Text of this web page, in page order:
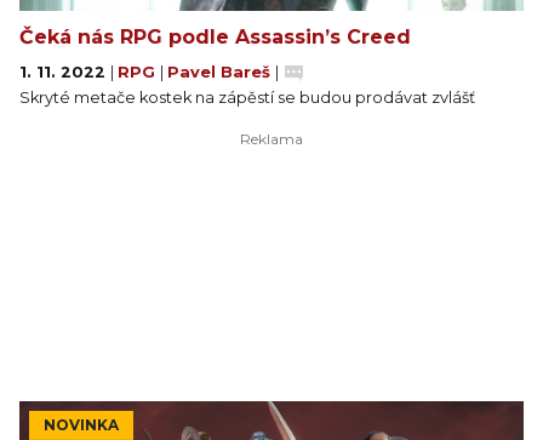
Čeká nás RPG podle Assassin’s Creed
1. 11. 2022 RPG Pavel Bareš
Skryté metače kostek na zápěstí se budou prodávat zvlášť
NOVINKA